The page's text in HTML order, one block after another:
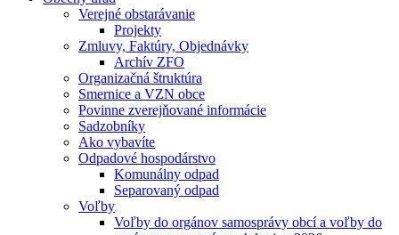
Verejné obstarávanie
Projekty
Zmluvy, Faktúry, Objednávky
Archív ZFO
Organizačná štruktúra
Smernice a VZN obce
Povinne zverejňované informácie
Sadzobníky
Ako vybavíte
Odpadové hospodárstvo
Komunálny odpad
Separovaný odpad
Voľby
Voľby do orgánov samosprávy obcí a voľby do